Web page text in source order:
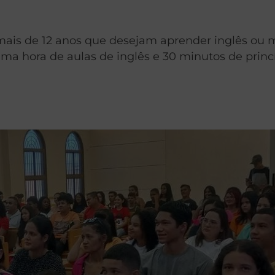
de 12 anos que desejam aprender inglês ou
hora de aulas de inglês e 30 minutos de